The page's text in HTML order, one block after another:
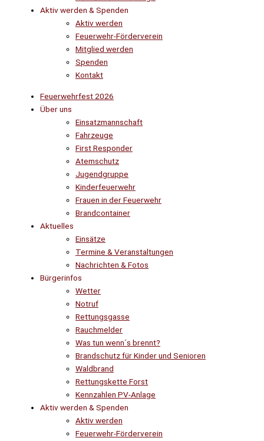
Aktiv werden & Spenden
Aktiv werden
Feuerwehr-Förderverein
Mitglied werden
Spenden
Kontakt
Feuerwehrfest 2026
Über uns
Einsatzmannschaft
Fahrzeuge
First Responder
Atemschutz
Jugendgruppe
Kinderfeuerwehr
Frauen in der Feuerwehr
Brandcontainer
Aktuelles
Einsätze
Termine & Veranstaltungen
Nachrichten & Fotos
Bürgerinfos
Wetter
Notruf
Rettungsgasse
Rauchmelder
Was tun wenn´s brennt?
Brandschutz für Kinder und Senioren
Waldbrand
Rettungskette Forst
Kennzahlen PV-Anlage
Aktiv werden & Spenden
Aktiv werden
Feuerwehr-Förderverein